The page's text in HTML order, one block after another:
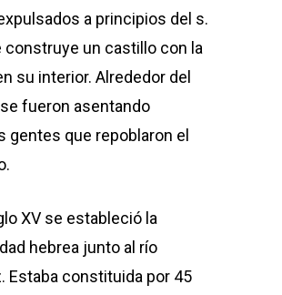
a principios del s.
construye un castillo con la
su interior. Alrededor del
fueron asentando
gentes que repoblaron el
XV se estableció la
hebrea junto al río
Estaba constituida por 45